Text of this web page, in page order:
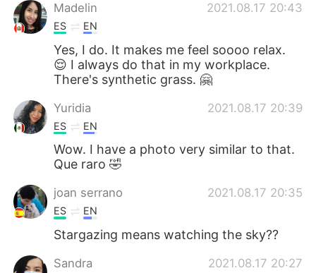
Madelin 2021.08.17 20:43
ES EN
Yes, I do. It makes me feel soooo relax.
😌 I always do that in my workplace.
There's synthetic grass. 🤗
Yuridia 2021.08.17 20:39
ES EN
Wow. I have a photo very similar to that.
Que raro 🤣
joan serrano 2021.08.17 20:35
ES EN
Stargazing means watching the sky??
Sandra 2021.08.17 20:27